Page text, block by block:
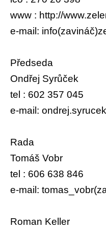
www : http://
e-mail:
Předseda
Ondřej Syrůček
tel : 602 357 045
e-mail:
Rada
Tomáš Vobr
tel : 606 638 846
e-mail:
Roman Keller